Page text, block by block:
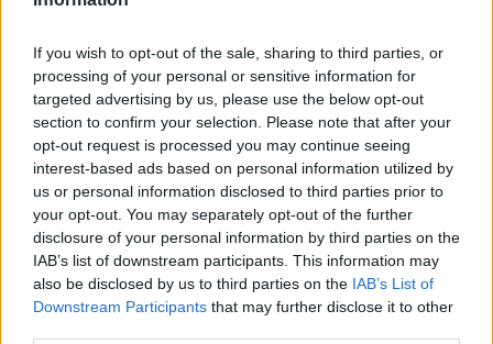
If you wish to opt-out of the sale, sharing to third parties, or
processing of your personal or sensitive information for
targeted advertising by us, please use the below opt-out
section to confirm your selection. Please note that after your
opt-out request is processed you may continue seeing
interest-based ads based on personal information utilized by
us or personal information disclosed to third parties prior to
your opt-out. You may separately opt-out of the further
disclosure of your personal information by third parties on the
IAB’s list of downstream participants. This information may
also be disclosed by us to third parties on the IAB’s List of
Downstream Participants that may further disclose it to other
τους ακροατήρια.
Η κυβέρνηση, μετά από αυτά που έχει
διαπράξει, στα οποία φαίνεται καθαρά η
κατάθεση με προθυμία της υποτέλειάς της και
μάλιστα χωρίς κάποιο αντάλλαγμα, στη
συνείδηση της μεγάλης πλειονότητας των
πολιτών έχει καταρρεύσει. Η στήριξη από τα
πληρωμένα ΜΜΕ και τις δημοσκοπήσεις, οι
οποίες δεν είναι πλέον εργαλεία αποτύπωσης